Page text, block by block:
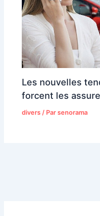
Les nouvelles
forcent les
divers / Parsenorama